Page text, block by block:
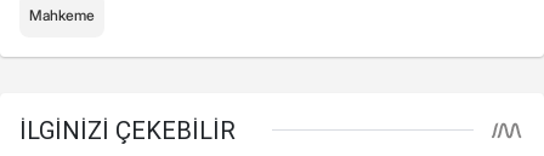
Mahkeme